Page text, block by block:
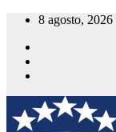
Saltar
contenido
8 agosto, 2026